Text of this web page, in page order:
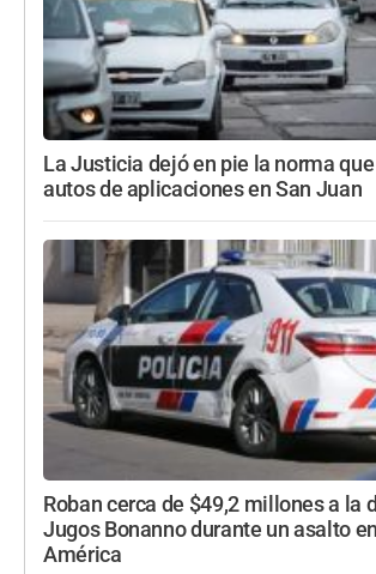
La Justicia dejó en pie la norma
autos de aplicaciones en San Juan
Roban cerca de $49,2 millones a la
Jugos Bonanno durante un asalto
América